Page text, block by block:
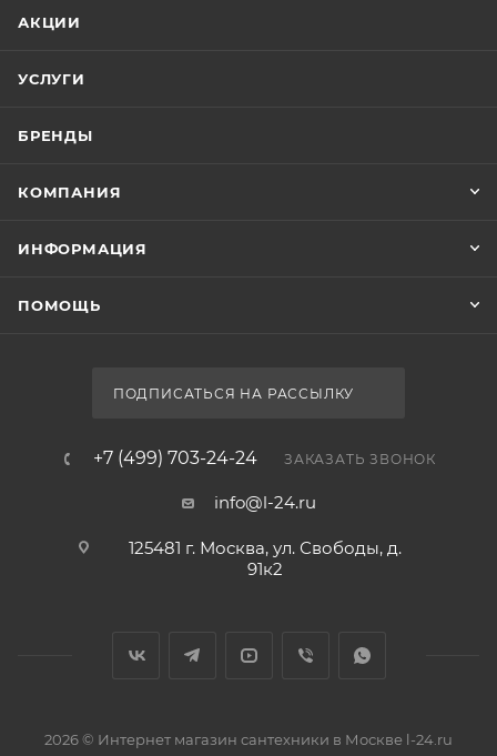
АКЦИИ
УСЛУГИ
БРЕНДЫ
КОМПАНИЯ
ИНФОРМАЦИЯ
ПОМОЩЬ
ПОДПИСАТЬСЯ НА РАССЫЛКУ
+7 (499) 703-24-24 ЗАКАЗАТЬ ЗВОНОК
info@l-24.ru
125481 г. Москва, ул. Свободы, д.
91к2
2026 © Интернет магазин сантехники в Москве l-24.ru